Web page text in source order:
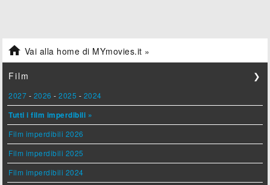
 Vai alla home di MYmovies.it »
Film ❯
2027 - 2026 -2025 - 2024
Tutti i film imperdibili »
Film imperdibili 2026
Film imperdibili 2025
Film imperdibili 2024